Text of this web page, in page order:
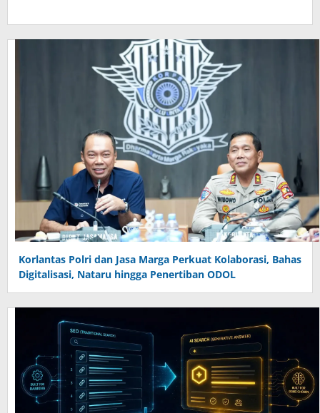
Korlantas Polri dan Jasa Marga Perkuat Kolaborasi, Bahas
Digitalisasi, Nataru hingga Penertiban ODOL